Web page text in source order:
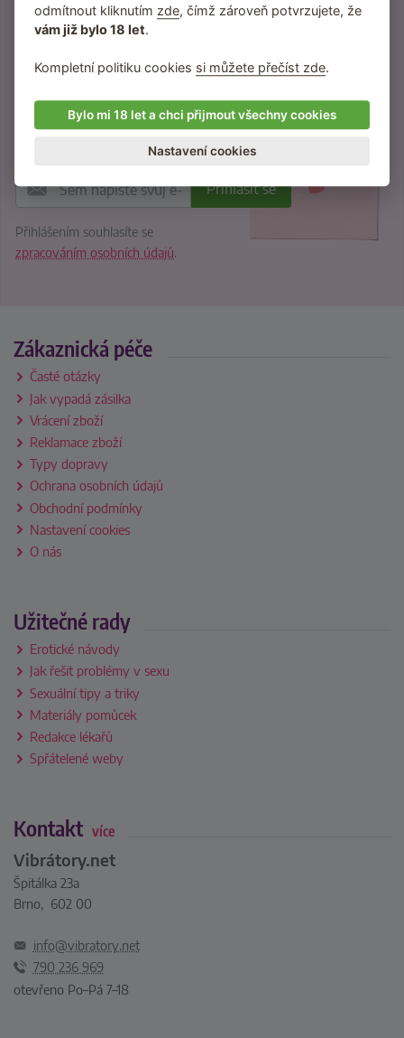
Přihlaste se do newsletteru
Inspirace, tipy a vychytávky na lepší sex.
newsletteru.
Žádný spam neposíláme, jen věci, které vás
Přihlášením souhlasíte se
zpracováním osobních údajů.
Zákaznická péče
Časté otázky
Jak vypadá zásilka
Vrácení zboží
Reklamace zboží
Typy dopravy
Ochrana osobních údajů
Obchodní podmínky
Nastavení cookies
O nás
Užitečné rady
Erotické návody
Jak řešit problémy v sexu
Sexuální tipy a triky
Materiály pomůcek
Redakce lékařů
Spřátelené weby
Kontakt více
Vibrátory.net
Špitálka 23a
Brno, 602 00
info@vibratory.net
790 236 969
otevřeno Po–Pá 7–18
odmítnout kliknutím zde, čímž zároveň potvrzujete, že
vám již bylo 18 let.
Kompletní politiku cookies si můžete přečíst zde.
Bylo mi 18 let a chci přijmout všechny cookies
Nastavení cookies